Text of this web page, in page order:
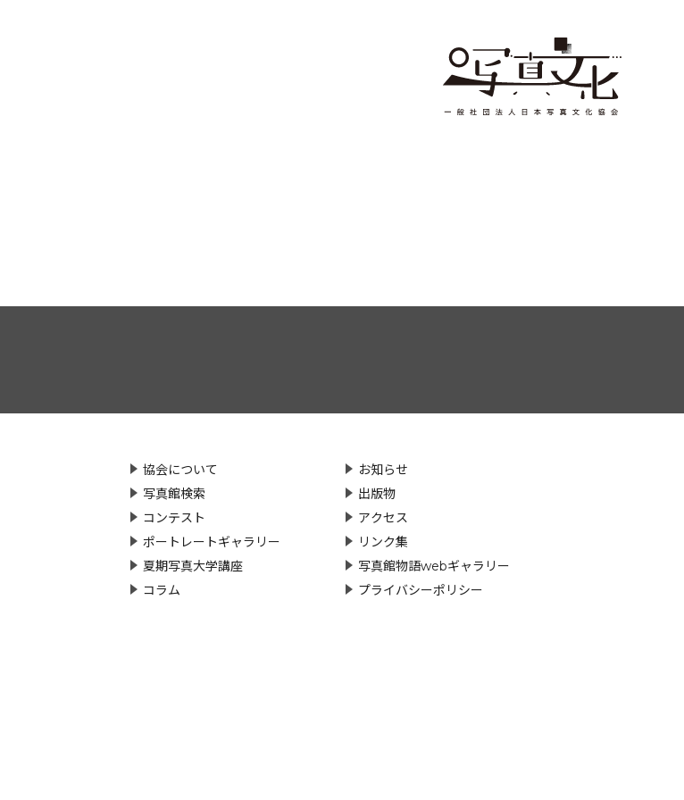
協会について
写真館検索
コンテスト
ポートレートギャラリー
夏期写真大学講座
コラム
お知らせ
出版物
アクセス
リンク集
写真館物語webギャラリー
プライバシーポリシー